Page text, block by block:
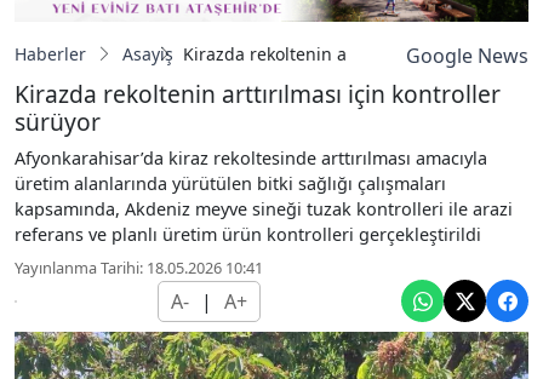
Haberler Asayiş Kirazda rekoltenin arttırılması içinGoogle News
Kirazda rekoltenin arttırılması için kontroller
sürüyor
Afyonkarahisar’da kiraz rekoltesinde arttırılması amacıyla
üretim alanlarında yürütülen bitki sağlığı çalışmaları
kapsamında, Akdeniz meyve sineği tuzak kontrolleri ile arazi
referans ve planlı üretim ürün kontrolleri gerçekleştirildi
Yayınlanma Tarihi: 18.05.2026 10:41
A- | A+